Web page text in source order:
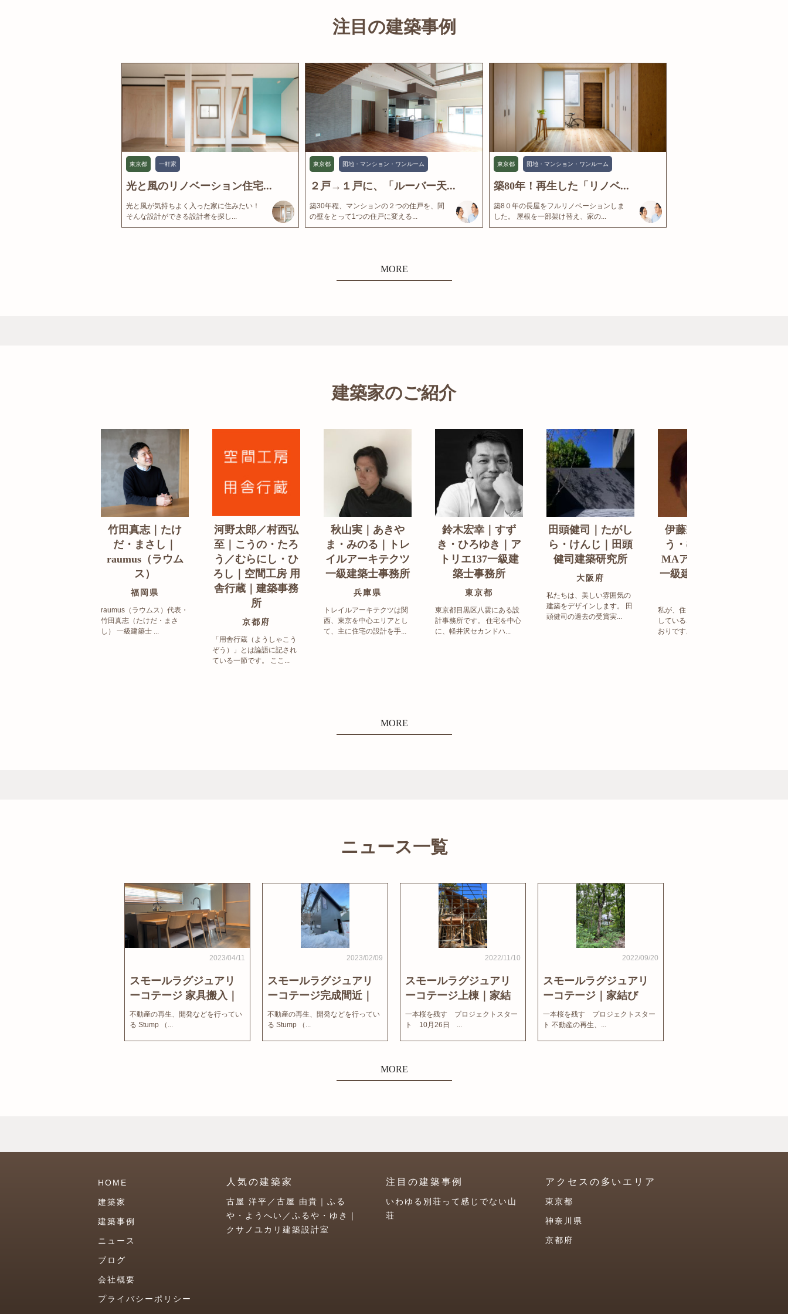
注目の建築事例
東京都 一軒家
光と風のリノベーション住宅...
光と風が気持ちよく入った家に住みたい！
そんな設計ができる設計者を探し...
東京都 団地・マンション・ワンルーム
２戸→１戸に、「ルーバー天...
築30年程、マンションの２つの住戸を、間
の壁をとって1つの住戸に変える...
東京都 団地・マンション・ワンルーム
築80年！再生した「リノベ...
築8０年の長屋をフルリノベーションしま
した。 屋根を一部架け替え、家の...
MORE
建築家のご紹介
竹田真志｜たけ
だ・まさし｜
raumus（ラウム
ス）
福岡県
raumus（ラウムス）代表・
竹田真志（たけだ・まさ
し） 一級建築士 ...
河野太郎／村西弘
至｜こうの・たろ
う／むらにし・ひ
ろし｜空間工房 用
舎行蔵｜建築事務
所
京都府
「用舎行蔵（ようしゃこう
ぞう）」とは論語に記され
ている一節です。 ここ...
秋山実｜あきや
ま・みのる｜トレ
イルアーキテクツ
一級建築士事務所
兵庫県
トレイルアーキテクツは関
西、東京を中心エリアとし
て、主に住宅の設計を手...
鈴木宏幸｜すず
き・ひろゆき｜ア
トリエ137一級建
築士事務所
東京都
東京都目黒区八雲にある設
計事務所です。 住宅を中心
に、軽井沢セカンドハ...
田頭健司｜たがし
ら・けんじ｜田頭
健司建築研究所
大阪府
私たちは、美しい雰囲気の
建築をデザインします。 田
頭健司の過去の受賞実...
伊藤宗明｜いと
う・むねあき｜
MAアーキテクト
一級建築士事務所
私が、住まい造りで大事に
していることは、以下のと
おりです。 洗練された...
MORE
ニュース一覧
2023/04/11
スモールラグジュアリ
ーコテージ 家具搬入｜
家結びNews
不動産の再生、開発などを行ってい
る Stump （...
2023/02/09
スモールラグジュアリ
ーコテージ完成間近｜
家結びNews
不動産の再生、開発などを行ってい
る Stump （...
2022/11/10
スモールラグジュアリ
ーコテージ上棟｜家結
びNews
一本桜を残す プロジェクトスター
ト 10月26日 ...
2022/09/20
スモールラグジュアリ
ーコテージ｜家結び
News
一本桜を残す プロジェクトスター
ト 不動産の再生、...
MORE
HOME
建築家
建築事例
ニュース
ブログ
会社概要
プライバシーポリシー
人気の建築家
古屋 洋平／古屋 由貴｜ふる
や・ようへい／ふるや・ゆき｜
クサノユカリ建築設計室
注目の建築事例
いわゆる別荘って感じでない山
荘
アクセスの多いエリア
東京都
神奈川県
京都府